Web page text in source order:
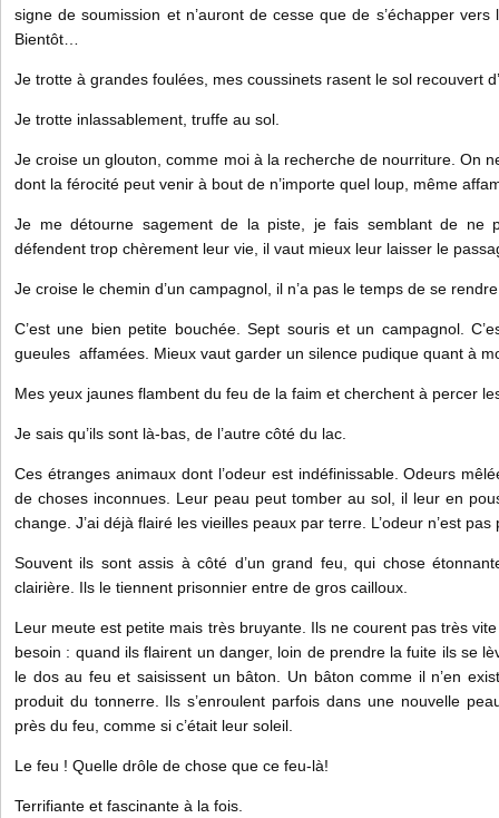
signe de soumission et n’auront de cesse que de s’échapper
Bientôt…
Je trotte à grandes foulées, mes coussinets rasent le sol recouvert
Je trotte inlassablement, truffe au sol.
Je croise un glouton, comme moi à la recherche de nourriture. On
dont la férocité peut venir à bout de n’importe quel loup, même
Je me détourne sagement de la piste, je fais semblant de ne
défendent trop chèrement leur vie, il vaut mieux leur laisser le
Je croise le chemin d’un campagnol, il n’a pas le temps de se
C’est une bien petite bouchée. Sept souris et un campagnol.
gueules affamées. Mieux vaut garder un silence pudique quant à
Mes yeux jaunes flambent du feu de la faim et cherchent à percer
Je sais qu’ils sont là-bas, de l’autre côté du lac.
Ces étranges animaux dont l’odeur est indéfinissable. Odeurs
de choses inconnues. Leur peau peut tomber au sol, il leur en
change. J’ai déjà flairé les vieilles peaux par terre. L’odeur n’est pas
Souvent ils sont assis à côté d’un grand feu, qui chose
clairière. Ils le tiennent prisonnier entre de gros cailloux.
Leur meute est petite mais très bruyante. Ils ne courent pas très
besoin : quand ils flairent un danger, loin de prendre la fuite ils se
le dos au feu et saisissent un bâton. Un bâton comme il n’en
produit du tonnerre. Ils s’enroulent parfois dans une nouvelle
près du feu, comme si c’était leur soleil.
Le feu ! Quelle drôle de chose que ce feu-là!
Terrifiante et fascinante à la fois.